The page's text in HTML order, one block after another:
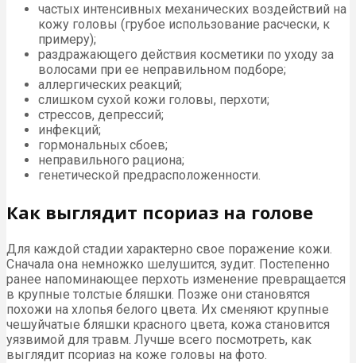
частых интенсивных механических воздействий на
кожу головы (грубое использование расчески, к
примеру);
раздражающего действия косметики по уходу за
волосами при ее неправильном подборе;
аллергических реакций;
слишком сухой кожи головы, перхоти;
стрессов, депрессий;
инфекций;
гормональных сбоев;
неправильного рациона;
генетической предрасположенности.
Как выглядит псориаз на голове
Для каждой стадии характерно свое поражение кожи.
Сначала она немножко шелушится, зудит. Постепенно
ранее напоминающее перхоть изменение превращается
в крупные толстые бляшки. Позже они становятся
похожи на хлопья белого цвета. Их сменяют крупные
чешуйчатые бляшки красного цвета, кожа становится
уязвимой для травм. Лучше всего посмотреть, как
выглядит псориаз на коже головы на фото.